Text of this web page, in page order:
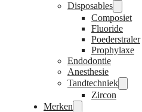
Disposables
Composiet
Fluoride
Poederstraler
Prophylaxe
Endodontie
Anesthesie
Tandtechniek
Zircon
Merken